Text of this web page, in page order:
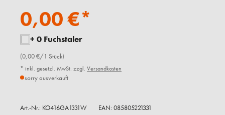
0,00 €*
+ 0 Fuchstaler
(0,00 €/1 Stück)
* inkl. gesetzl. MwSt. zzgl. Versandkosten
sorry ausverkauft
Art.-Nr.: KO416GA1331W EAN: 085805221331